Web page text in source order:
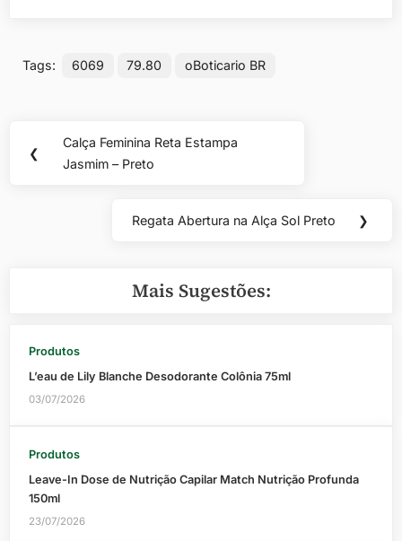
Tags: 6069 79.80 oBoticario BR
Navegação
de
❮
Previous
Post:
Calça Feminina Reta Estampa
Jasmim – Preto
Next
Regata Abertura na Alça Sol Preto ❯
Mais Sugestões:
Produtos
L’eau de Lily Blanche Desodorante Colônia 75ml
03/07/2026
Produtos
Leave-In Dose de Nutrição Capilar Match Nutrição Profunda
150ml
23/07/2026